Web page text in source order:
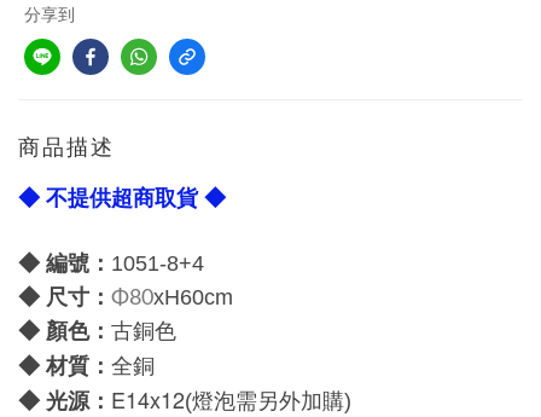
分享到
商品描述
◆ 不提供超商取貨 ◆
◆ 編號： 1051-8+4
◆ 尺寸： Φ80xH60cm
◆ 顏色： 古銅色
◆ 材質： 全銅
◆ 光源： E14x12(燈泡需另外加購)